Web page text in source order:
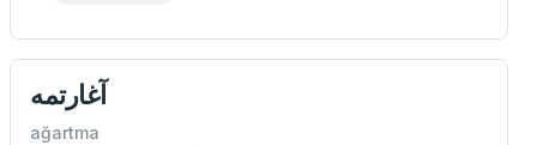
آغارتمه
ağartma